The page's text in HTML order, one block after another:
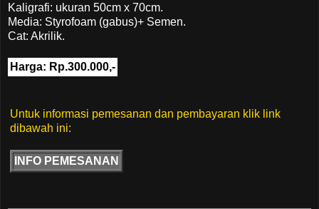
Kaligrafi: ukuran 50cm x 70cm.
Media: Styrofoam (gabus)+ Semen.
Cat: Akrilik.
Harga: Rp.300.000,-
Untuk informasi pemesanan dan pembayaran klik link
dibawah ini:
INFO PEMESANAN